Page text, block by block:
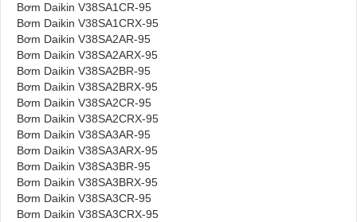
Bơm Daikin V38SA1CR-95
Bơm Daikin V38SA1CRX-95
Bơm Daikin V38SA2AR-95
Bơm Daikin V38SA2ARX-95
Bơm Daikin V38SA2BR-95
Bơm Daikin V38SA2BRX-95
Bơm Daikin V38SA2CR-95
Bơm Daikin V38SA2CRX-95
Bơm Daikin V38SA3AR-95
Bơm Daikin V38SA3ARX-95
Bơm Daikin V38SA3BR-95
Bơm Daikin V38SA3BRX-95
Bơm Daikin V38SA3CR-95
Bơm Daikin V38SA3CRX-95